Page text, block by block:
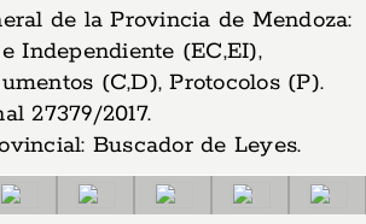
de la Provincia de Mendoza:
Independiente (EC,EI),
(C,D), Protocolos (P).
27379/2017.
Buscador de Leyes.
de Mendoza: Identidad y Legado: